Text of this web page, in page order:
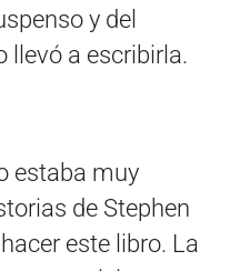
y del
llevó a escribirla.
estaba muy
de Stephen
este libro. La